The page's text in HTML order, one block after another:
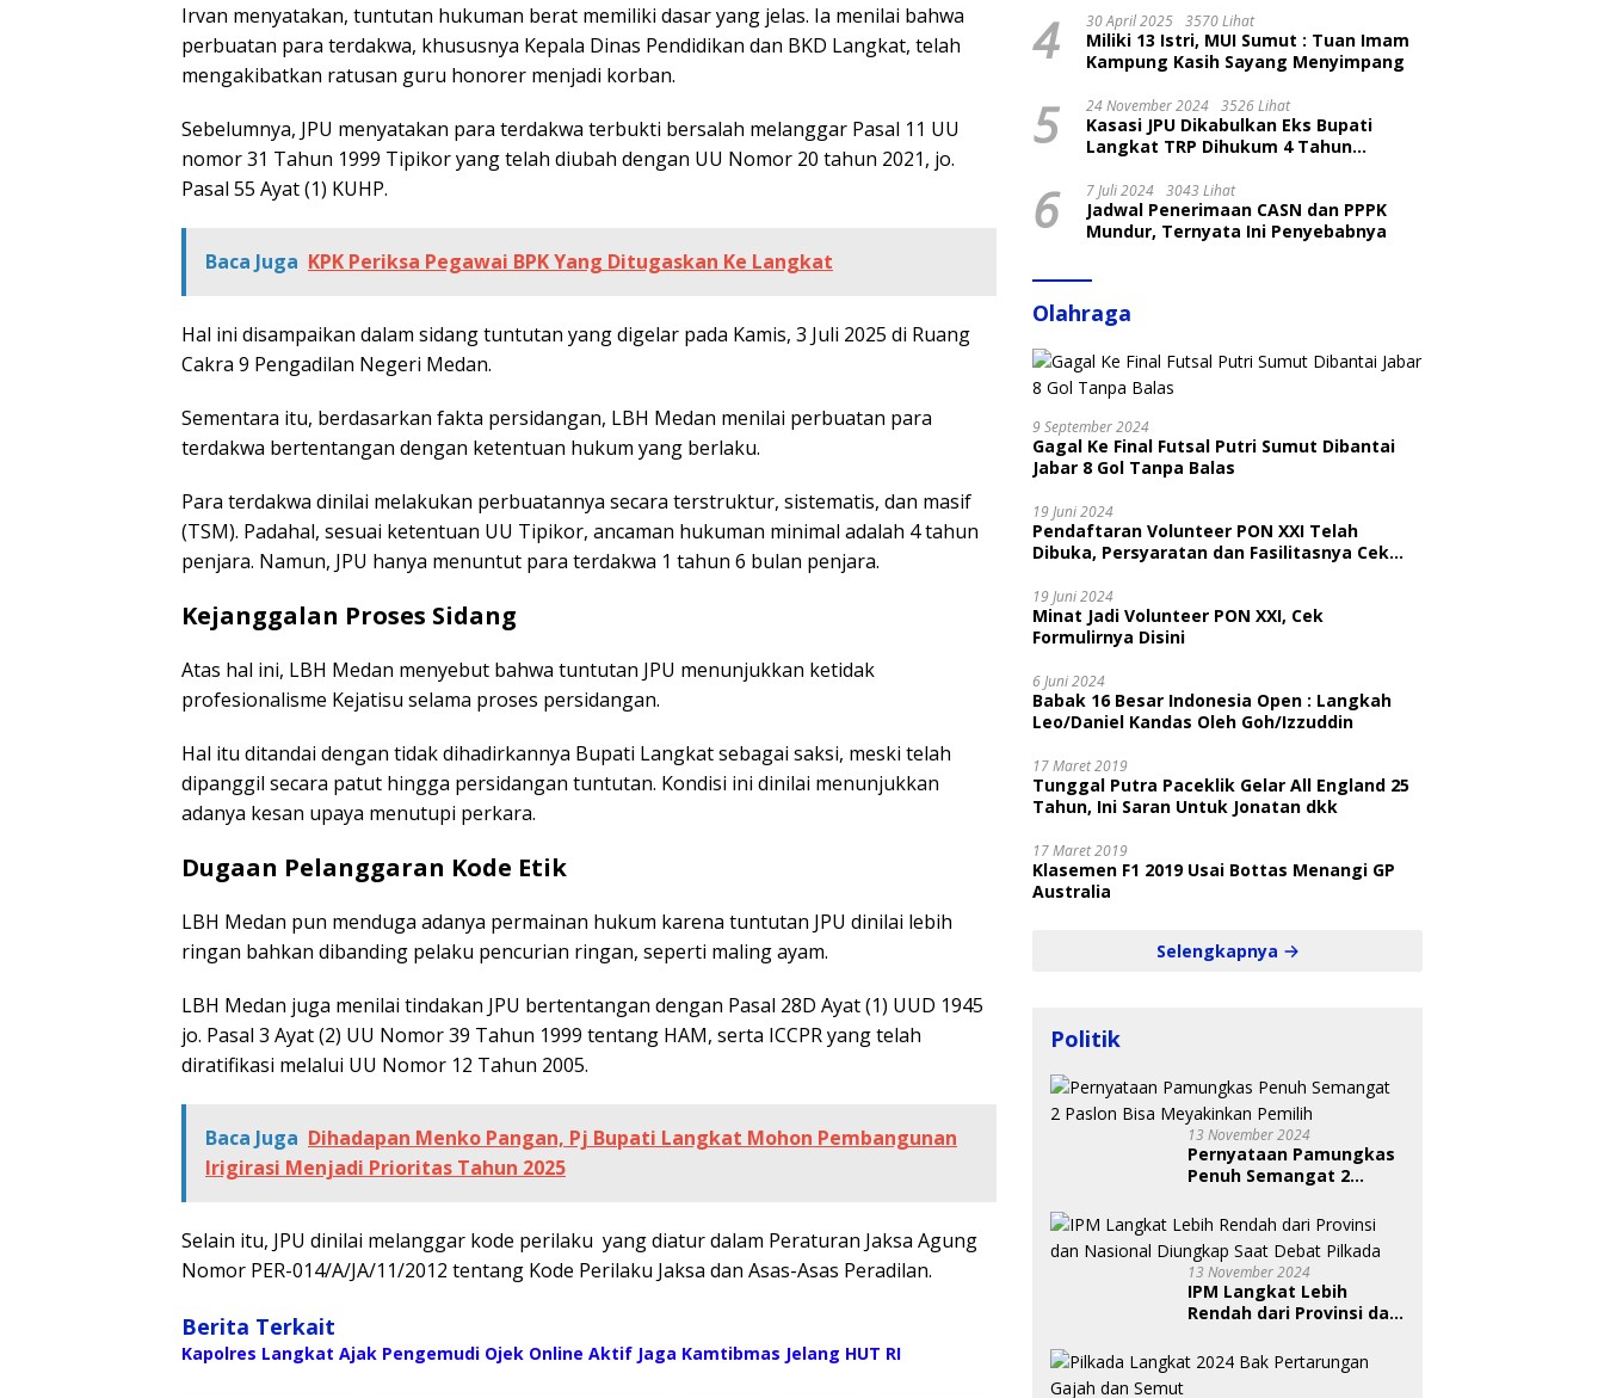
Irvan menyatakan, tuntutan hukuman berat memiliki dasar yang jelas. Ia menilai bahwa
perbuatan para terdakwa, khususnya Kepala Dinas Pendidikan dan BKD Langkat, telah
mengakibatkan ratusan guru honorer menjadi korban.
Sebelumnya, JPU menyatakan para terdakwa terbukti bersalah melanggar Pasal 11 UU
nomor 31 Tahun 1999 Tipikor yang telah diubah dengan UU Nomor 20 tahun 2021, jo.
Pasal 55 Ayat (1) KUHP.
Baca Juga KPK Periksa Pegawai BPK Yang Ditugaskan Ke Langkat
Hal ini disampaikan dalam sidang tuntutan yang digelar pada Kamis, 3 Juli 2025 di Ruang
Cakra 9 Pengadilan Negeri Medan.
Sementara itu, berdasarkan fakta persidangan, LBH Medan menilai perbuatan para
terdakwa bertentangan dengan ketentuan hukum yang berlaku.
Para terdakwa dinilai melakukan perbuatannya secara terstruktur, sistematis, dan masif
(TSM). Padahal, sesuai ketentuan UU Tipikor, ancaman hukuman minimal adalah 4 tahun
penjara. Namun, JPU hanya menuntut para terdakwa 1 tahun 6 bulan penjara.
Kejanggalan Proses Sidang
Atas hal ini, LBH Medan menyebut bahwa tuntutan JPU menunjukkan ketidak
profesionalisme Kejatisu selama proses persidangan.
Hal itu ditandai dengan tidak dihadirkannya Bupati Langkat sebagai saksi, meski telah
dipanggil secara patut hingga persidangan tuntutan. Kondisi ini dinilai menunjukkan
adanya kesan upaya menutupi perkara.
Dugaan Pelanggaran Kode Etik
LBH Medan pun menduga adanya permainan hukum karena tuntutan JPU dinilai lebih
ringan bahkan dibanding pelaku pencurian ringan, seperti maling ayam.
LBH Medan juga menilai tindakan JPU bertentangan dengan Pasal 28D Ayat (1) UUD 1945
jo. Pasal 3 Ayat (2) UU Nomor 39 Tahun 1999 tentang HAM, serta ICCPR yang telah
diratifikasi melalui UU Nomor 12 Tahun 2005.
Baca Juga Dihadapan Menko Pangan, Pj Bupati Langkat Mohon Pembangunan
Irigirasi Menjadi Prioritas Tahun 2025
Selain itu, JPU dinilai melanggar kode perilaku yang diatur dalam Peraturan Jaksa Agung
Nomor PER-014/A/JA/11/2012 tentang Kode Perilaku Jaksa dan Asas-Asas Peradilan.
Berita Terkait
Kapolres Langkat Ajak Pengemudi Ojek Online Aktif Jaga Kamtibmas Jelang HUT RI
4 30 April 2025 3570 Lihat
Miliki 13 Istri, MUI Sumut : Tuan Imam
Kampung Kasih Sayang Menyimpang
5 24 November 2024 3526 Lihat
Kasasi JPU Dikabulkan Eks Bupati
Langkat TRP Dihukum 4 Tahun
6 7 Juli 2024 3043 Lihat
Jadwal Penerimaan CASN dan PPPK
Mundur, Ternyata Ini Penyebabnya
Olahraga
9 September 2024
Gagal Ke Final Futsal Putri Sumut Dibantai
Jabar 8 Gol Tanpa Balas
19 Juni 2024
Pendaftaran Volunteer PON XXI Telah
Dibuka, Persyaratan dan Fasilitasnya Cek
19 Juni 2024
Minat Jadi Volunteer PON XXI, Cek
Formulirnya Disini
6 Juni 2024
Babak 16 Besar Indonesia Open : Langkah
Leo/Daniel Kandas Oleh Goh/Izzuddin
17 Maret 2019
Tunggal Putra Paceklik Gelar All England 25
Tahun, Ini Saran Untuk Jonatan dkk
17 Maret 2019
Klasemen F1 2019 Usai Bottas Menangi GP
Australia
Selengkapnya
Politik
13 November 2024
Pernyataan Pamungkas
Penuh Semangat 2
Pemilih
13 November 2024
IPM Langkat Lebih
Rendah dari Provinsi dan
Debat Pilkada